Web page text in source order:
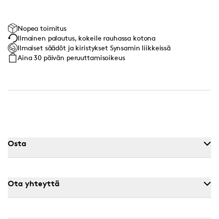
Nopea toimitus
Ilmainen palautus, kokeile rauhassa kotona
Ilmaiset säädöt ja kiristykset Synsamin liikkeissä
Aina 30 päivän peruuttamisoikeus
Osta
Ota yhteyttä